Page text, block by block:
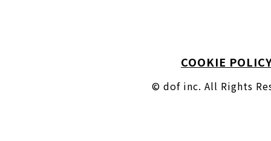
COOKIE
© dof inc. All Rights